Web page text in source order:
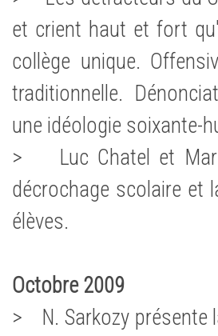
et crient haut et fort
collège unique.
traditionnelle.
une idéologie soixante-
> Luc Chatel et
décrochage scolaire et
élèves.
Octobre 2009
> N. Sarkozy présente